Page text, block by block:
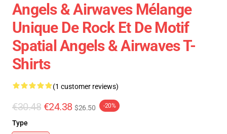
Angels & Airwaves Mélange
Unique De Rock Et De Motif
Spatial Angels & Airwaves T-
Shirts
(1 customer reviews)
€30.48 €24.38 $26.50 -20%
Type